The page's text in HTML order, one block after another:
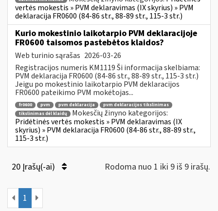
vertės mokestis » PVM deklaravimas (IX skyrius) » PVM
deklaracija FR0600 (84-86 str., 88-89 str., 115-3 str.)
Kurio mokestinio laikotarpio PVM deklaracijoje
FR0600 taisomos pastebėtos klaidos?
Web turinio sąrašas 2026-03-26
Registracijos numeris KM1119 Ši informacija skelbiama:
PVM deklaracija FR0600 (84-86 str., 88-89 str., 115-3 str.)
Jeigu po mokestinio laikotarpio PVM deklaracijos
FR0600 pateikimo PVM mokėtojas...
fr0600 pvm pvm deklaracija
pvm deklaracijos tikslinimas
tikslinimas dėl klaidų
Mokesčių žinyno kategorijos:
Pridėtinės vertės mokestis » PVM deklaravimas (IX
skyrius) » PVM deklaracija FR0600 (84-86 str., 88-89 str.,
115-3 str.)
20 Įrašų(-ai) Rodoma nuo 1 iki 9 iš 9 irašų.
1